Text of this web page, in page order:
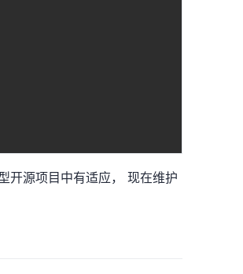
开源项目中有适应， 现在维护